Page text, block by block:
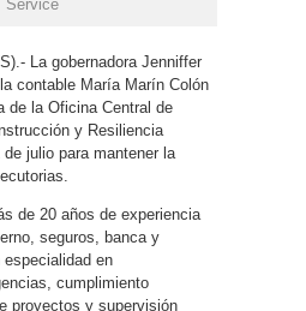
Service
La gobernadora Jenniffer
contable María Marín Colón
de la Oficina Central de
y Resiliencia
julio para mantener la
de 20 años de experiencia
seguros, banca y
en
cumplimiento
proyectos y supervisión